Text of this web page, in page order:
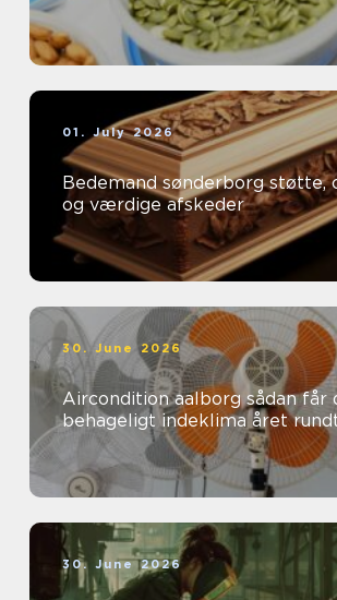
01. July 2026
Bedemand sønderborg støtte, overblik
og værdige afskeder
30. June 2026
Aircondition aalborg sådan får du et
behageligt indeklima året
30. June 2026